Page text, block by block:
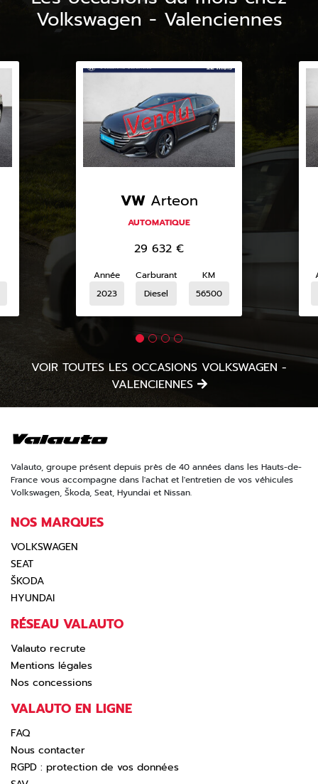
Volkswagen - Valenciennes
VW Arteon
AUTOMATIQUE
29 632 €
Année
2023
Carburant
Diesel
KM
56500
VOIR TOUTES LES OCCASIONS VOLKSWAGEN -
VALENCIENNES
Valauto, groupe présent depuis près de 40 années dans les Hauts-de-
France vous accompagne dans l'achat et l'entretien de vos véhicules
Volkswagen, Škoda, Seat, Hyundai et Nissan.
NOS MARQUES
VOLKSWAGEN
SEAT
ŠKODA
HYUNDAI
RÉSEAU VALAUTO
Valauto recrute
Mentions légales
Nos concessions
VALAUTO EN LIGNE
FAQ
Nous contacter
RGPD : protection de vos données